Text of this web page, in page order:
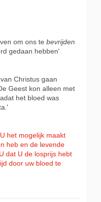
om ons te bevrijden
gedaan hebben'
Christus gaan
Geest kon alleen met
het bloed was
het mogelijk maakt
heb en de levende
dat U de losprijs hebt
door uw bloed te